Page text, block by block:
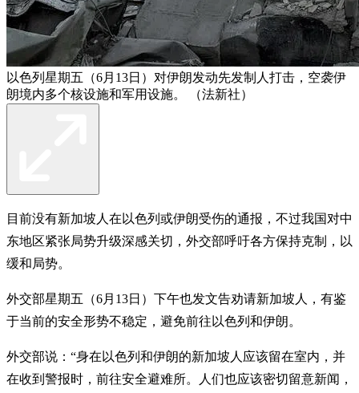
以色列星期五（6月13日）对伊朗发动先发制人打击，空袭伊
朗境内多个核设施和军用设施。 （法新社）
目前没有新加坡人在以色列或伊朗受伤的通报，不过我国对中
东地区紧张局势升级深感关切，外交部呼吁各方保持克制，以
缓和局势。
外交部星期五（6月13日）下午也发文告劝请新加坡人，有鉴
于当前的安全形势不稳定，避免前往以色列和伊朗。
外交部说：“身在以色列和伊朗的新加坡人应该留在室内，并
在收到警报时，前往安全避难所。人们也应该密切留意新闻，